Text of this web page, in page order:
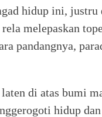
hidup ini, justru
melepaskan
pandangnya,
laten di atas bumi
hidup